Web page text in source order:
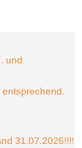
und
31.07.2026!!!!